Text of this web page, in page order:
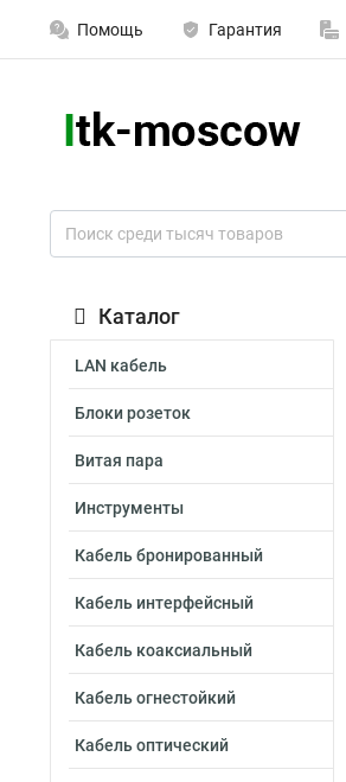
Помощь Гарантия
Каталог
LAN кабель
Блоки розеток
Витая пара
Инструменты
Кабель бронированный
Кабель интерфейсный
Кабель коаксиальный
Кабель огнестойкий
Кабель оптический